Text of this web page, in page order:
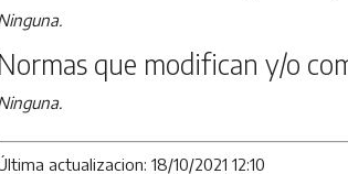
Normas que modifican y/o
actualizacion: 18/10/2021 12:10